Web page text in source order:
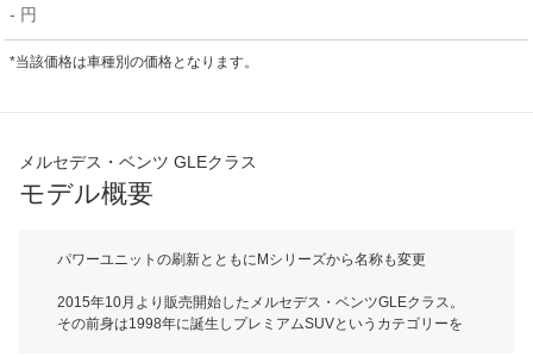
- 円
*当該価格は車種別の価格となります。
メルセデス・ベンツ GLEクラス
モデル概要
パワーユニットの刷新とともにMシリーズから名称も変更
2015年10月より販売開始したメルセデス・ベンツGLEクラス。
その前身は1998年に誕生しプレミアムSUVというカテゴリーを